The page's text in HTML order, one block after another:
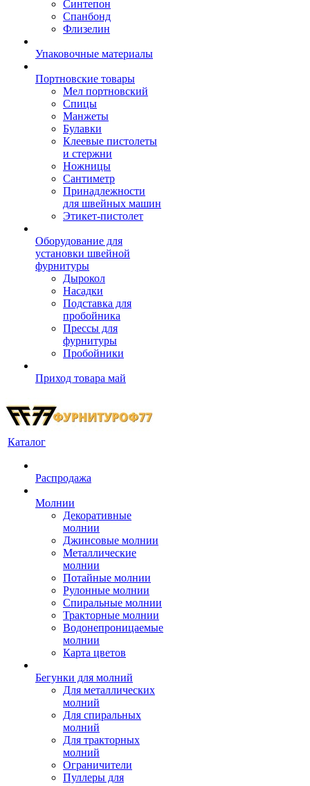
Синтепон
Спанбонд
Флизелин
Упаковочные материалы
Портновские товары
Мел портновский
Спицы
Манжеты
Булавки
Клеевые пистолеты
и стержни
Ножницы
Сантиметр
Принадлежности
для швейных машин
Этикет-пистолет
Оборудование для
установки швейной
фурнитуры
Дырокол
Насадки
Подставка для
пробойника
Прессы для
фурнитуры
Пробойники
Приход товара май
Каталог
Распродажа
Молнии
Декоративные
молнии
Джинсовые молнии
Металлические
молнии
Потайные молнии
Рулонные молнии
Спиральные молнии
Тракторные молнии
Водонепроницаемые
молнии
Карта цветов
Бегунки для молний
Для металлических
молний
Для спиральных
молний
Для тракторных
молний
Ограничители
Пуллеры для